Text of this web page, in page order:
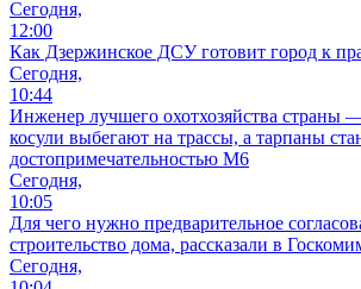
Сегодня,
12:00
Как Дзержинское ДСУ готовит город к
Сегодня,
10:44
Инженер лучшего охотхозяйства страны
косули выбегают на трассы, а тарпаны
достопримечательностью М6
Сегодня,
10:05
Для чего нужно предварительное
строительство дома, рассказали в
Сегодня,